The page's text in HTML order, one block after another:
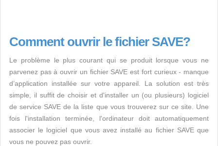
Comment ouvrir le fichier SAVE?
Le problème le plus courant qui se produit lorsque vous ne
parvenez pas à ouvrir un fichier SAVE est fort curieux - manque
d’application installée sur votre appareil. La solution est très
simple, il suffit de choisir et d'installer un (ou plusieurs) logiciel
de service SAVE de la liste que vous trouverez sur ce site. Une
fois l'installation terminée, l'ordinateur doit automatiquement
associer le logiciel que vous avez installé au fichier SAVE que
vous ne pouvez pas ouvrir.